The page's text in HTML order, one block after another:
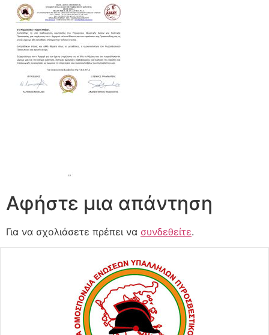
Αφήστε μια απάντηση
Για να σχολιάσετε πρέπει να συνδεθείτε.